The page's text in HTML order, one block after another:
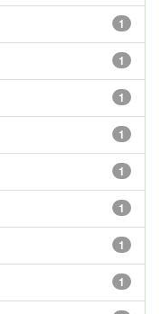
1
1
1
1
1
1
1
1